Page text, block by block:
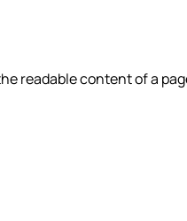
readable content of a